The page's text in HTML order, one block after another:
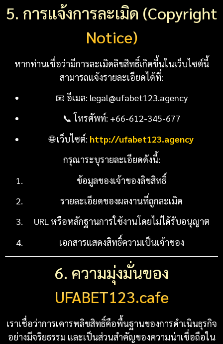
5. การแจ้งการละเมิด (Copyright
Notice)
หากท่านเชื่อว่ามีการละเมิดลิขสิทธิ์เกิดขึ้นในเว็บไซต์นี้
สามารถแจ้งรายละเอียดได้ที่:
📧 อีเมล: legal@ufabet123.agency
📞 โทรศัพท์: +66-612-345-677
🌐 เว็บไซต์: http://ufabet123.agency
กรุณาระบุรายละเอียดดังนี้:
ข้อมูลของเจ้าของลิขสิทธิ์
รายละเอียดของผลงานที่ถูกละเมิด
URL หรือหลักฐานการใช้งานโดยไม่ได้รับอนุญาต
เอกสารแสดงสิทธิ์ความเป็นเจ้าของ
6. ความมุ่งมั่นของ
UFABET123.cafe
เราเชื่อว่าการเคารพลิขสิทธิ์คือพื้นฐานของการดำเนินธุรกิจ
อย่างมีจริยธรรม และเป็นส่วนสำคัญของความน่าเชื่อถือใน